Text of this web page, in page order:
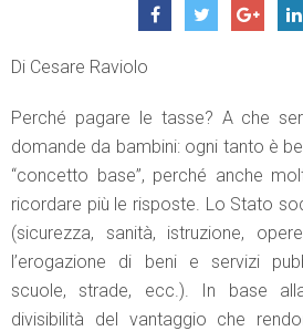
Di Cesare Raviolo
Perché pagare le tasse? A che
domande da bambini: ogni tanto è
“concetto base”, perché anche
ricordare più le risposte. Lo Stato
(sicurezza, sanità, istruzione,
l’erogazione di beni e servizi
scuole, strade, ecc.). In base
divisibilità del vantaggio che